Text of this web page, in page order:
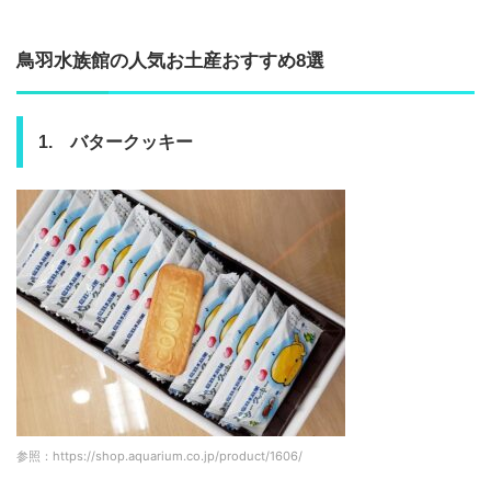
鳥羽水族館の人気お土産おすすめ8選
1. バタークッキー
参照：https://shop.aquarium.co.jp/product/1606/